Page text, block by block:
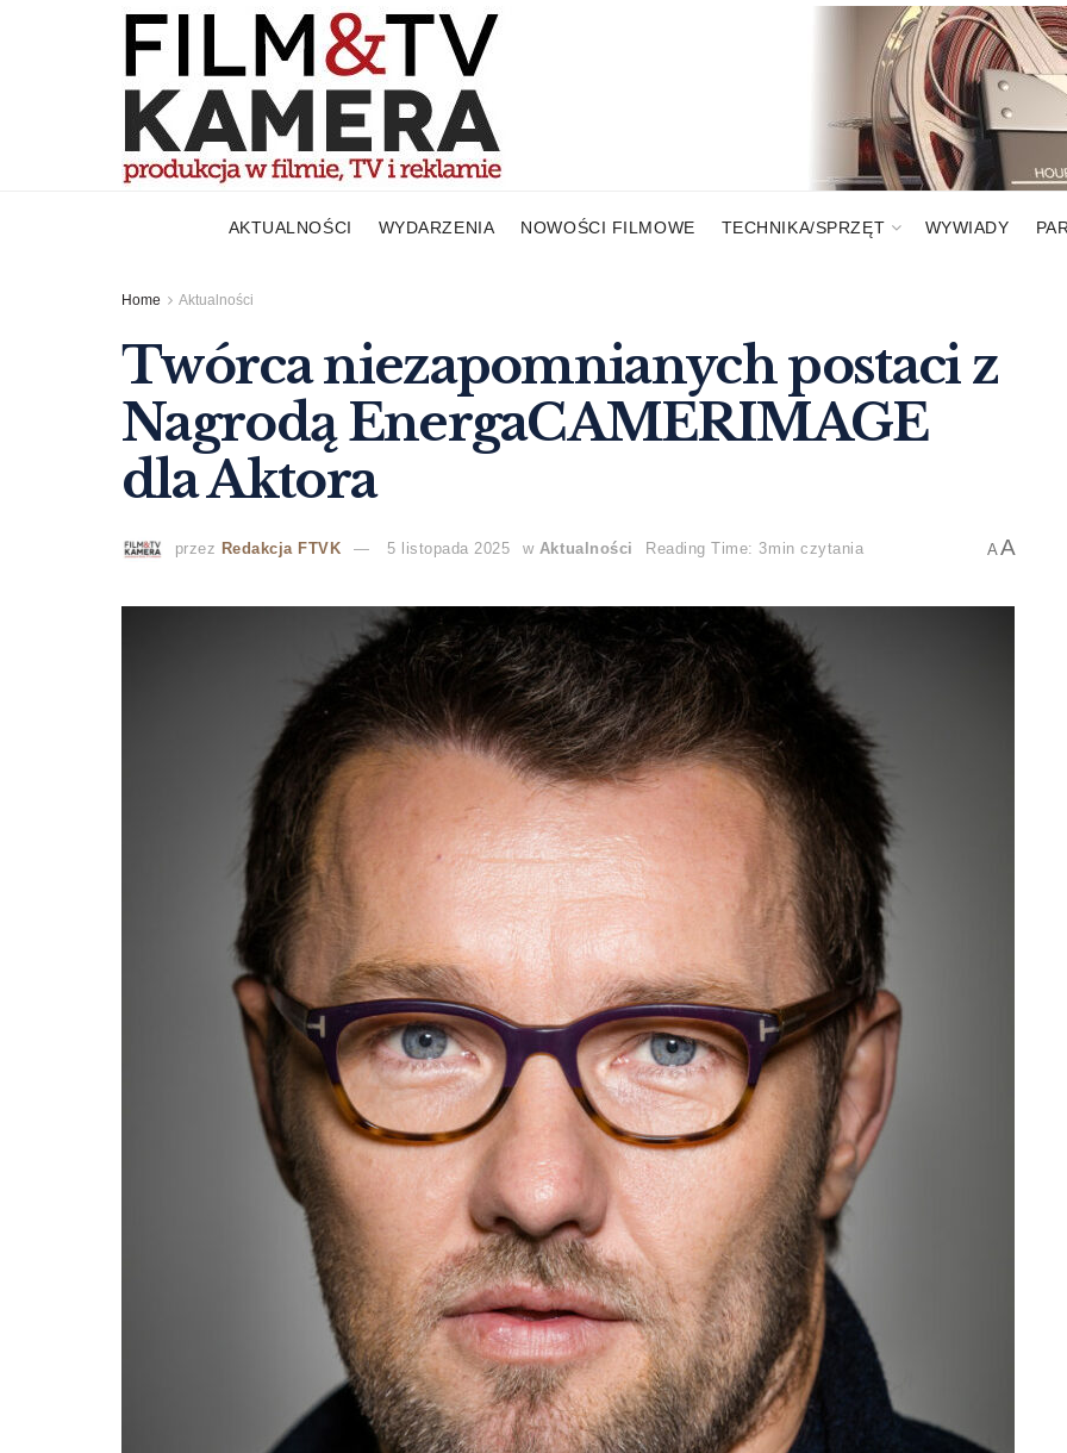
AKTUALNOŚCI WYDARZENIA NOWOŚCI FILMOWE TECHNIKA/SPRZĘT WYWIADY
Home Aktualności
Twórca niezapomnianych postaci z
Nagrodą EnergaCAMERIMAGE
dla Aktora
przez Redakcja FTVK 5 listopada 2025 w Aktualności Reading Time: 3min czytania AA